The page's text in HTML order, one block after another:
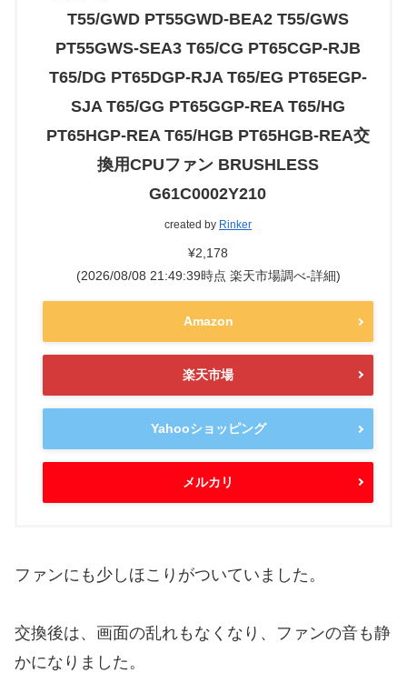
T55/GWD PT55GWD-BEA2 T55/GWS
PT55GWS-SEA3 T65/CG PT65CGP-RJB
T65/DG PT65DGP-RJA T65/EG PT65EGP-
SJA T65/GG PT65GGP-REA T65/HG
PT65HGP-REA T65/HGB PT65HGB-REA交
換用CPUファン BRUSHLESS
G61C0002Y210
created by Rinker
¥2,178
(2026/08/08 21:49:39時点 楽天市場調べ-詳細)
Amazon
楽天市場
Yahooショッピング
メルカリ
ファンにも少しほこりがついていました。
交換後は、画面の乱れもなくなり、ファンの音も静
かになりました。